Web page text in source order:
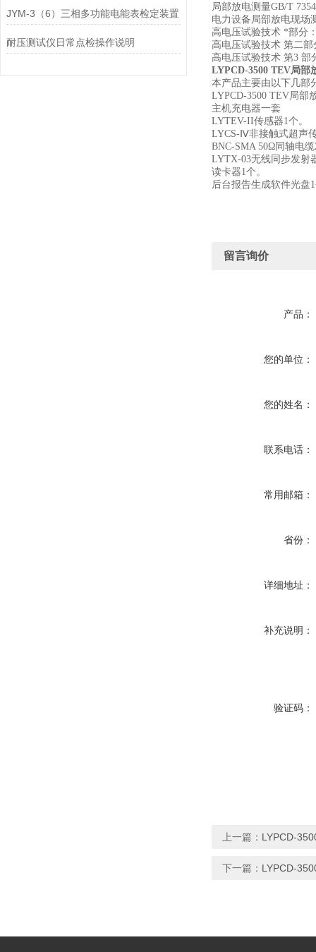
JYM-3（6）三相多功能电能表检定装置
耐压测试仪日常点检操作说明
局部放电测量GB/T 7354
电力设备局部放电现场
高电压试验技术 *部分
高电压试验技术 第二部
高电压试验技术 第3 部
LYPCD-3500 TEV局部
本产品主要由以下几部
LYPCD-3500 TEV局部
主机充电器一套
LYTEV-II传感器1个。
LYCS-Ⅳ非接触式超声
BNC-SMA 50Ω同轴电
LYTX-03无线同步发射
读卡器1个。
后台报告生成软件光盘
留言询价
产品：
您的单位：
您的姓名：
联系电话：
常用邮箱：
省份：
详细地址：
补充说明：
验证码：
上一篇： LYPCD-
下一篇： LYPCD-